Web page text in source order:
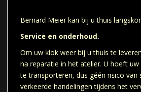
Bernard Meier kan bij u thuis
Service en onderhoud.
Om uw klok weer bij u thuis te
na reparatie in het atelier. U hoeft
te transporteren, dus géén risico van
verkeerde handelingen tijdens het